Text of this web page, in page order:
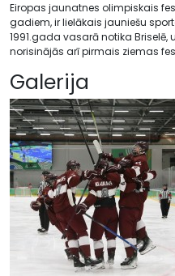
Eiropas jaunatnes olimpiskais
gadiem, ir lielākais jauniešu
1991.gada vasarā notika
norisinājās arī pirmais ziemas
Galerija